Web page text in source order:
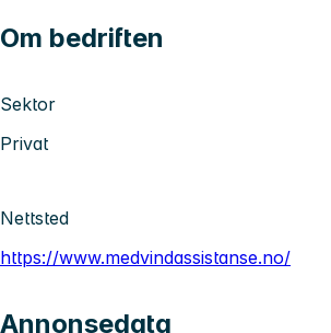
Om bedriften
Sektor
Privat
Nettsted
https://www.medvindassistanse.no/
Annonsedata